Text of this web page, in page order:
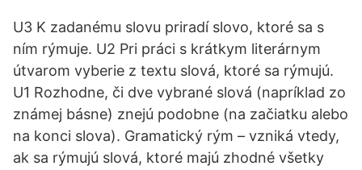
U3 K zadanému slovu priradí slovo, ktoré sa s
ním rýmuje. U2 Pri práci s krátkym literárnym
útvarom vyberie z textu slová, ktoré sa rýmujú.
U1 Rozhodne, či dve vybrané slová (napríklad zo
známej básne) znejú podobne (na začiatku alebo
na konci slova). Gramatický rým – vzniká vtedy,
ak sa rýmujú slová, ktoré majú zhodné všetky